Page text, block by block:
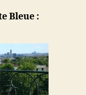
Bleue :